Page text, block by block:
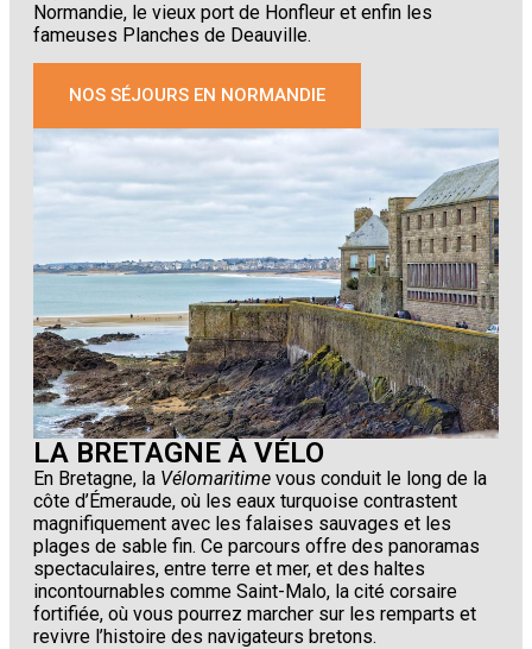
Normandie, le vieux port de Honfleur et enfin les
fameuses Planches de Deauville.
NOS SÉJOURS EN NORMANDIE
LA BRETAGNE À VÉLO
En Bretagne, la Vélomaritime vous conduit le long de la
côte d’Émeraude, où les eaux turquoise contrastent
magnifiquement avec les falaises sauvages et les
plages de sable fin. Ce parcours offre des panoramas
spectaculaires, entre terre et mer, et des haltes
incontournables comme Saint-Malo, la cité corsaire
fortifiée, où vous pourrez marcher sur les remparts et
revivre l’histoire des navigateurs bretons.